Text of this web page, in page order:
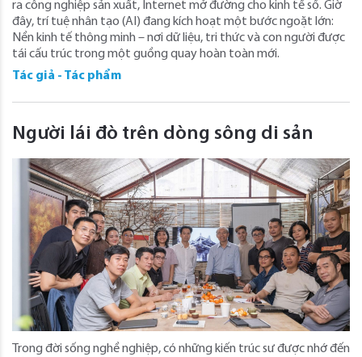
ra công nghiệp sản xuất, Internet mở đường cho kinh tế số. Giờ
đây, trí tuệ nhân tạo (AI) đang kích hoạt một bước ngoặt lớn:
Nền kinh tế thông minh – nơi dữ liệu, tri thức và con người được
tái cấu trúc trong một guồng quay hoàn toàn mới.
Tác giả - Tác phẩm
Người lái đò trên dòng sông di sản
Trong đời sống nghề nghiệp, có những kiến trúc sư được nhớ đến